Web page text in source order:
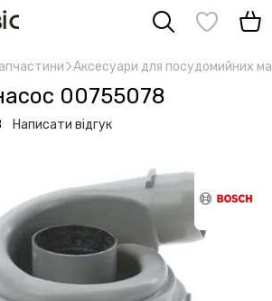
Аксесуари для посудомийних
00755078
Написати відгук